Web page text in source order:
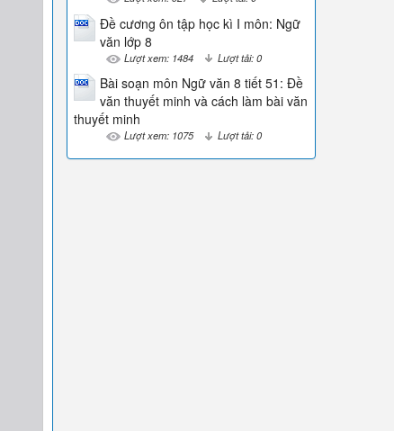
Đề cương ôn tập học kì I môn: Ngữ
văn lớp 8
Lượt xem: 1484 Lượt tải: 0
Bài soạn môn Ngữ văn 8 tiết 51: Đề
văn thuyết minh và cách làm bài văn
thuyết minh
Lượt xem: 1075 Lượt tải: 0